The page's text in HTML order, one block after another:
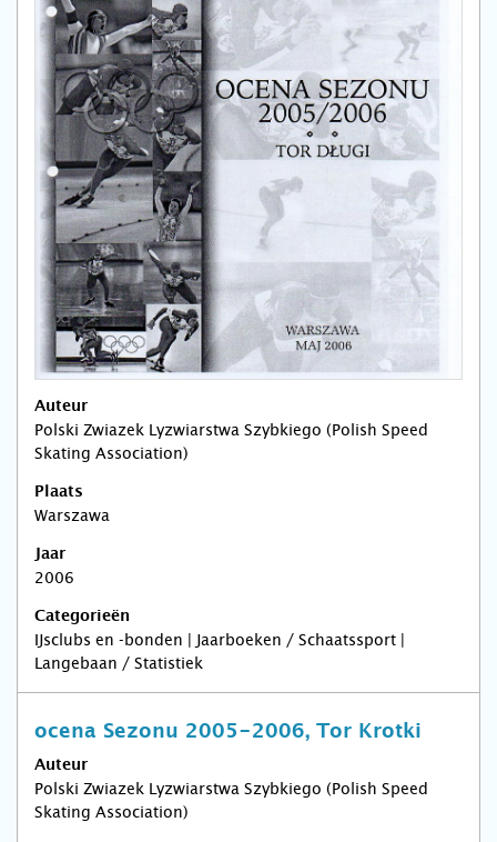
Auteur
Polski Zwiazek Lyzwiarstwa Szybkiego (Polish Speed
Skating Association)
Plaats
Warszawa
Jaar
2006
Categorieën
IJsclubs en -bonden | Jaarboeken / Schaatssport |
Langebaan / Statistiek
ocena Sezonu 2005-2006, Tor Krotki
Auteur
Polski Zwiazek Lyzwiarstwa Szybkiego (Polish Speed
Skating Association)